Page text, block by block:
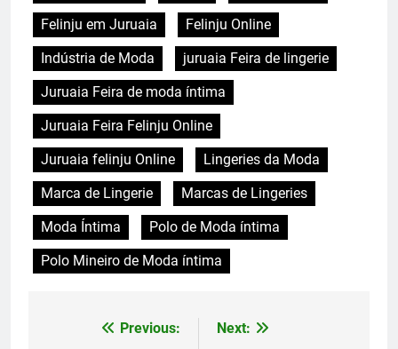
Felinju em Juruaia
Felinju Online
Indústria de Moda
juruaia Feira de lingerie
Juruaia Feira de moda íntima
Juruaia Feira Felinju Online
Juruaia felinju Online
Lingeries da Moda
Marca de Lingerie
Marcas de Lingeries
Moda Íntima
Polo de Moda íntima
Polo Mineiro de Moda íntima
Navegação
Previous:
Next: